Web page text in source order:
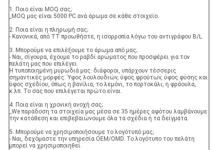
1. Ποιο είναι MOQ σας;
_MOQ μας είναι 5000 PC ανά άρωμα σε κάθε στοιχείο.
2. Ποια είναι η πληρωμή σας;
- Κανονικά, από TT προωθήστε, η ισορροπία λόγω του αντιγράφου B/L.
3. Μπορούμε να επιλέξουμε το άρωμα από μας;
- Ναι, σίγουρα, έχουμε το ραβδί αρώματος που προσφέρει για τον
πελάτη μας που επιλέγει.
Η τυποποιημένη μυρωδιά μας: διάφοροι, υπάρχουν τέσσερις
σημαντικές μορφές: Ύφος λουλουδιών, ύφος φρούτων, ύφος φύσης και
ύφος σχεδίου, όπως η βανίλια, το λεμόνι, το πορτοκάλι, η φράουλα,
κ.λπ. Το σας που επιλέγεται πρώτο είναι.
4. Ποια είναι η χρονική ανοχή σας;
_We παράδοση τα στοιχεία μας μέσα σε 35 ημέρες αφότου λαμβάνουμε
την κατάθεση και επιβεβαιώνουμε όλα τα σχέδια ή τα δείγματα.
5. Μπορούμε να χρησιμοποιήσουμε το λογότυπό μας;
- Ναι, δεχόμαστε την υπηρεσία OEM/OMD. Το λογότυπο του πελάτη
μπορεί να χρησιμοποιηθεί.